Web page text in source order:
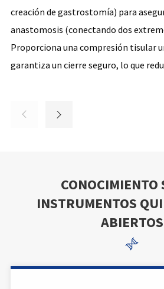
creación de gastrostomía) para
anastomosis (conectando dos
Proporciona una compresión tisular
garantiza un cierre seguro, lo que
 
sanguíneos y los tejidos, lo que
y eficiente de cierre de tejido con un
 
grandes, lo que reduce la necesidad
minimiza la pérdida de sangre.
 
resecciones de colon. Proporcionan
entre los tejidos internos expuestos y
protegiendo el sitio quirúrgico de la
evitando la formación de adhesión.
CONOCIMIENTO
INSTRUMENTOS
ABIERTOS
